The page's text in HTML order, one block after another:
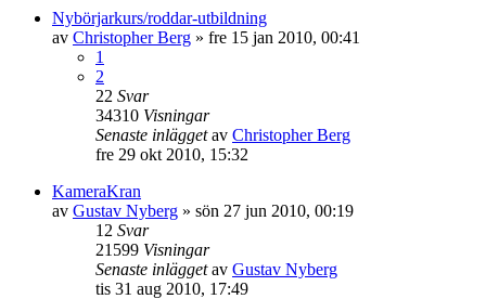
Nybörjarkurs/roddar-utbildning
av Christopher Berg » fre 15 jan 2010, 00:41
1
2
22 Svar
34310 Visningar
Senaste inläggetav Christopher Berg
fre 29 okt 2010, 15:32
KameraKran
av Gustav Nyberg » sön 27 jun 2010, 00:19
12 Svar
21599 Visningar
Senaste inläggetav Gustav Nyberg
tis 31 aug 2010, 17:49